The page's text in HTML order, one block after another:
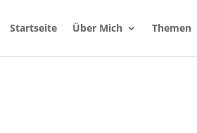
Startseite Über Mich Themen